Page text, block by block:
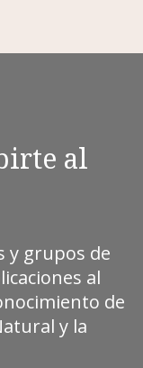
al
y grupos de
al
de
y la